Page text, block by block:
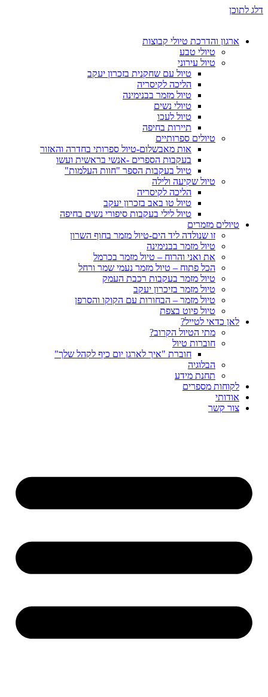
דלג לתוכן
ארגון והדרכת טיולי קבוצות
טיולי טבע
טיול עירוני
טיול עם שחקנית בזכרון יעקב
הליכה לקיסריה
טיול מזמר בבנימינה
טיולי נשים
טיול לעכו
תיירות בחיפה
טיולים ספרותיים
אות מאבשלום-טיול ספרותי בחדרה והאזור
בעקבות הספרים -אנשי בראשית ועשו
טיול בעקבות הספר "חוות העלמות"
טיול שקיעה ולילה
הליכה לקיסריה
טיול טו באב בזכרון יעקב
טיול לילי בעקבות סיפורי נשים בחיפה
טיולים מזמרים
זו שנולדה ליד הים-טיול מזמר בחוף השרון
טיול מזמר בבנימינה
את ואני והרוח – טיול מזמר בכרמל
הכל פתוח – טיול מזמר נעמי שמר ורחל
טיול מזמר בעקבות רכבת העמק
טיול מזמר בזיכרון יעקב
טיול מזמר – הבחורות עם הקוקו והסרפן
טיול פיוט בצפת
לאן כדאי לטייל?
מתי הטיול הקרוב?
חוברות טיול
חוברת "איך לארגן יום כיף לקהל שלך"
הבלוגיה
תחנת מידע
לקוחות מספרים
אודותי
צור קשר